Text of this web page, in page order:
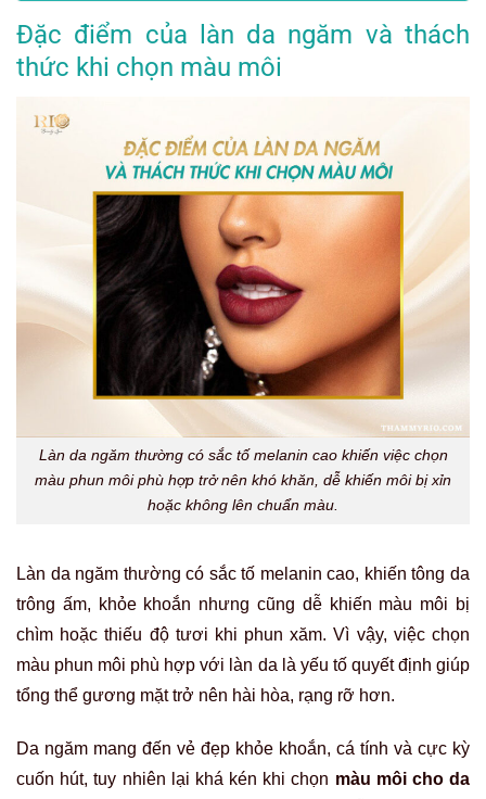
Đặc điểm của làn da ngăm và thách
thức khi chọn màu môi
Làn da ngăm thường có sắc tố melanin cao khiến việc chọn
màu phun môi phù hợp trở nên khó khăn, dễ khiến môi bị xỉn
hoặc không lên chuẩn màu.
Làn da ngăm thường có sắc tố melanin cao, khiến tông da
trông ấm, khỏe khoắn nhưng cũng dễ khiến màu môi bị
chìm hoặc thiếu độ tươi khi phun xăm. Vì vậy, việc chọn
màu phun môi phù hợp với làn da là yếu tố quyết định giúp
tổng thể gương mặt trở nên hài hòa, rạng rỡ hơn.
Da ngăm mang đến vẻ đẹp khỏe khoắn, cá tính và cực kỳ
cuốn hút, tuy nhiên lại khá kén khi chọn màu môi cho da